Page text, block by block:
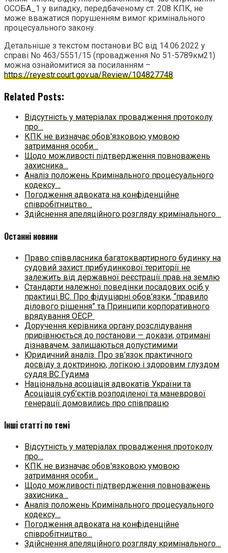
ОСОБА_1 у випадку, передбаченому ст. 208 КПК, не
може вважатися порушенням вимог кримінального
процесуального закону.
Детальніше з текстом постанови ВС від 14.06.2022 у
справі No 463/5551/15 (провадження No 51-5789км21)
можна ознайомитися за посиланням –
https://reyestr.court.gov.ua/Review/104827748.
Related Posts:
Відсутність у матеріалах провадження протоколу
про…
КПК не визначає обов'язковою умовою
затримання особи…
Щодо можливості підтвердження повноважень
захисника…
Аналіз положень Кримінального процесуального
кодексу…
Погодження адвоката на конфіденційне
співробітництво…
Здійснення апеляційного розгляду кримінального…
Останні новини
Право співвласника багатоквартирного будинку на
судовий захист прибудинкової території не
залежить від державної реєстрації прав на землю
Стандарти належної поведінки посадових осіб у
практиці ВC. Про фідуціарні обов’язки, “правило
ділового рішення” та Принципи корпоративного
врядування ОЕСР
Доручення керівника органу розслідування
прирівнюється до постанови — докази, отримані
дізнавачем, залишаються допустимими
Юридичний аналіз. Про зв’язок практичного
досвіду з доктриною, логікою і здоровим глуздом
суддя ВС Гудима
Національна асоціація адвокатів України та
Асоціація суб’єктів розподіленої та маневрової
генерації домовились про співпрацю
Інші статті по темі
Відсутність у матеріалах провадження протоколу
про…
КПК не визначає обов'язковою умовою
затримання особи…
Щодо можливості підтвердження повноважень
захисника…
Аналіз положень Кримінального процесуального
кодексу…
Погодження адвоката на конфіденційне
співробітництво…
Здійснення апеляційного розгляду кримінального…